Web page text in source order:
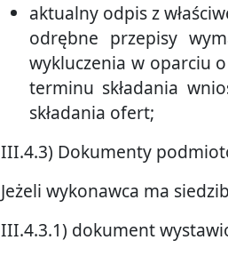
aktualny odpis z
odrębne przepisy
wykluczenia w oparciu
terminu składania
składania ofert;
III.4.3) Dokumenty
Jeżeli wykonawca ma
III.4.3.1) dokument